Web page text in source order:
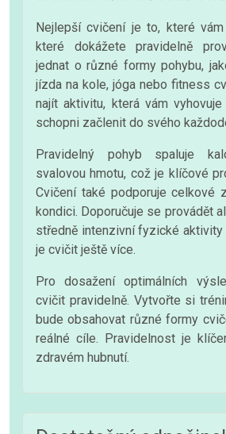
Nejlepší cvičení je to, které
které dokážete pravidelně
jednat o různé formy pohybu,
jízda na kole, jóga nebo fitness
najít aktivitu, která vám
schopni začlenit do svého
Pravidelný pohyb spaluje
svalovou hmotu, což je klíčové
Cvičení také podporuje celkové
kondici. Doporučuje se provádět
středně intenzivní fyzické aktivity
je cvičit ještě více.
Pro dosažení optimálních
cvičit pravidelně. Vytvořte si
bude obsahovat různé formy
reálné cíle. Pravidelnost je
zdravém hubnutí.